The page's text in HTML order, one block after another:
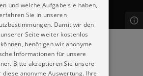
und welche Aufgabe sie haben,
Sie in unseren
Damit wir den
Seite weiter kostenlos
benötigen wir anonyme
Informationen für unsere
Bitte akzeptieren Sie unsere
diese anonyme Auswertung. Ihre